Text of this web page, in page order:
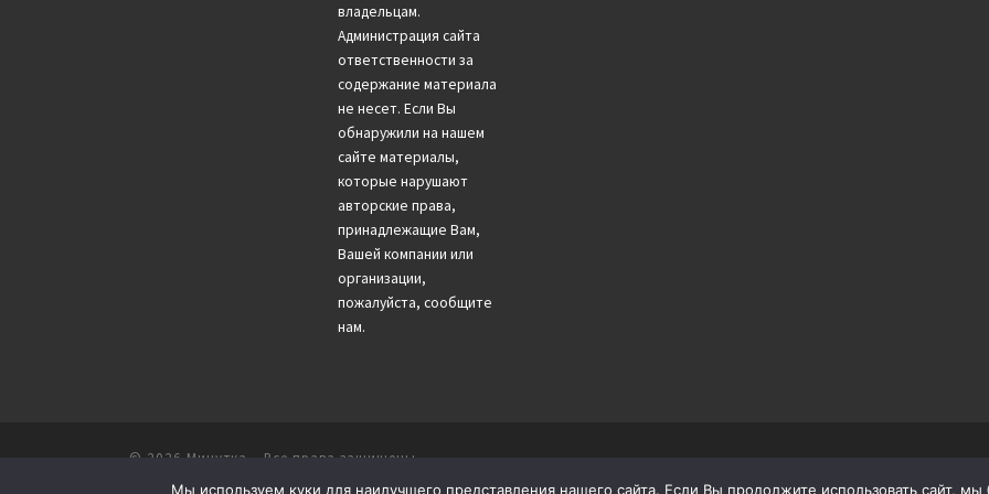
владельцам.
Администрация сайта
ответственности за
содержание материала
не несет. Если Вы
обнаружили на нашем
сайте материалы,
которые нарушают
авторские права,
принадлежащие Вам,
Вашей компании или
организации,
пожалуйста, сообщите
нам.
© 2026 Минутка – Все права защищены
Работает наWP– Разработан втема Customizr
Мы используем куки для наилучшего представления нашего сайта. Если Вы продолжите использовать сайт, мы